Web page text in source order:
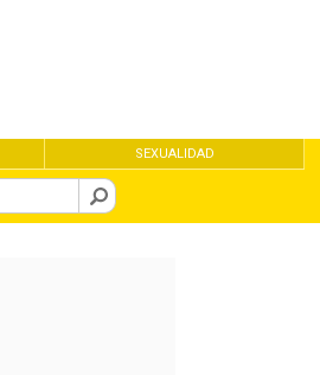
SEXUALIDAD